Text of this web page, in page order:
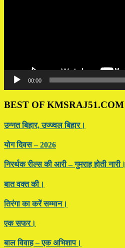
00:00
BEST OF KMSRAJ51.COM
उन्नत बिहार, उज्ज्वल बिहार।
योग दिवस – 2026
निरर्थक रील्स की आरी – गुमराह होती नारी।
बात वक्त की।
तिरंगा का करें सम्मान।
एक सफर।
बाल विवाह – एक अभिशाप।